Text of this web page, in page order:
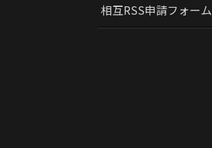
相互RSS申請フォーム